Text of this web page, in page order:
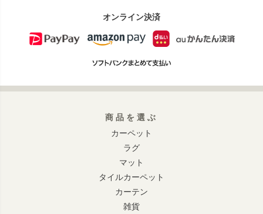
オンライン決済
商品を選ぶ
カーペット
ラグ
マット
タイルカーペット
カーテン
雑貨